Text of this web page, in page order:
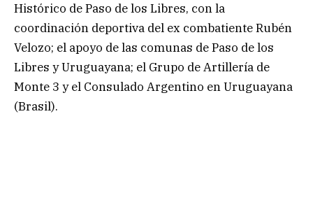
Histórico de Paso de los Libres, con la
coordinación deportiva del ex combatiente Rubén
Velozo; el apoyo de las comunas de Paso de los
Libres y Uruguayana; el Grupo de Artillería de
Monte 3 y el Consulado Argentino en Uruguayana
(Brasil).